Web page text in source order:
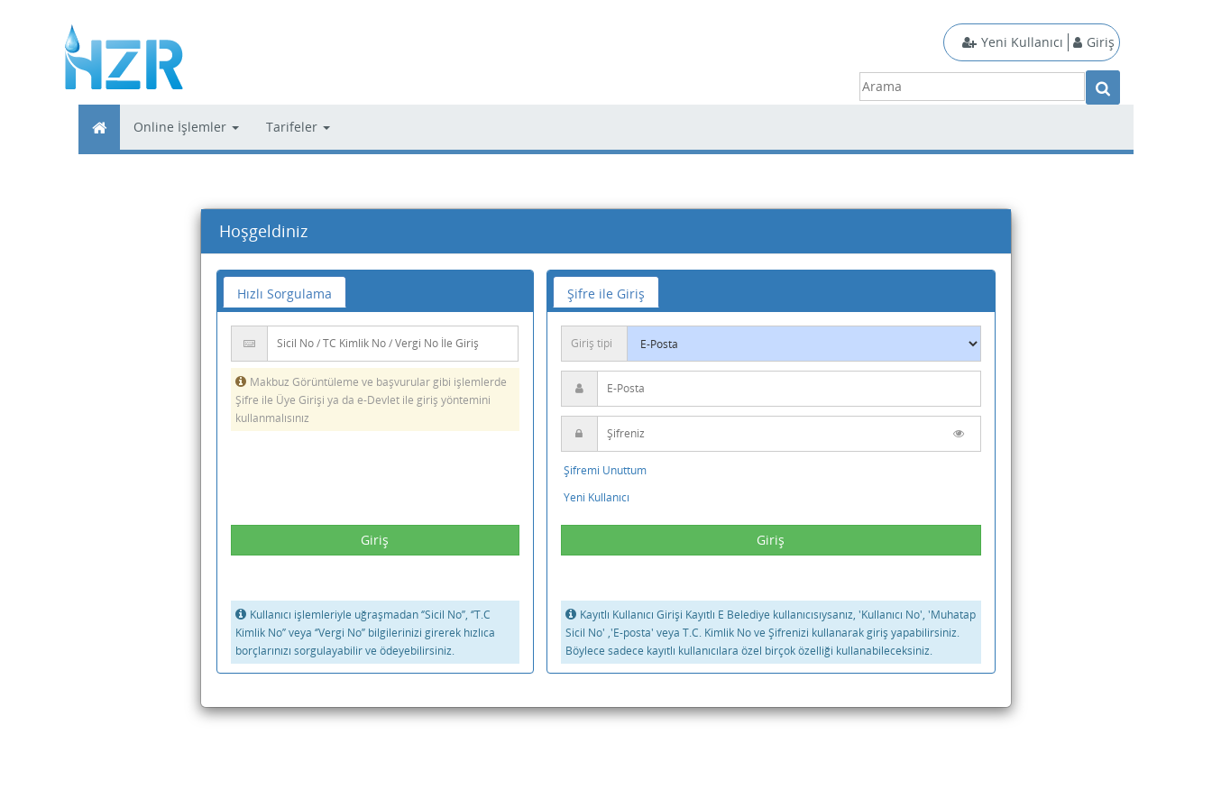
Yeni Kullanıcı Giriş
Online İşlemler Tarifeler
Hoşgeldiniz
Hızlı Sorgulama
Kullanıcı işlemleriyle uğraşmadan ‘’Sicil No’’, ‘’T.C
Kimlik No’’ veya ‘’Vergi No’’ bilgilerinizi girerek hızlıca
borçlarınızı sorgulayabilir ve ödeyebilirsiniz.
Makbuz Görüntüleme ve başvurular gibi işlemlerde
Şifre ile Üye Girişi ya da e-Devlet ile giriş yöntemini
kullanmalısınız
Şifre ile Giriş
Giriş tipi
Şifremi Unuttum
Yeni Kullanıcı
Kayıtlı Kullanıcı Girişi Kayıtlı E Belediye kullanıcısıysanız, 'Kullanıcı No', 'Muhatap
Sicil No' ,'E-posta' veya T.C. Kimlik No ve Şifrenizi kullanarak giriş yapabilirsiniz.
Böylece sadece kayıtlı kullanıcılara özel birçok özelliği kullanabileceksiniz.